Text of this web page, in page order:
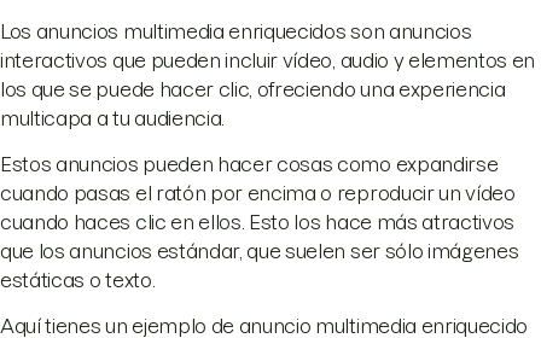
Los anuncios multimedia enriquecidos son anuncios
interactivos que pueden incluir vídeo, audio y elementos en
los que se puede hacer clic, ofreciendo una experiencia
multicapa a tu audiencia.
Estos anuncios pueden hacer cosas como expandirse
cuando pasas el ratón por encima o reproducir un vídeo
cuando haces clic en ellos. Esto los hace más atractivos
que los anuncios estándar, que suelen ser sólo imágenes
estáticas o texto.
Aquí tienes un ejemplo de anuncio multimedia enriquecido